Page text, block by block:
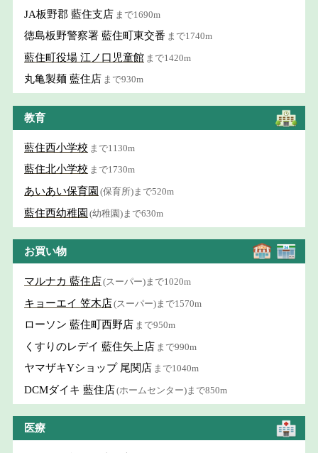
JA板野郡 藍住支店 まで1690m
徳島板野警察署 藍住町東交番 まで1740m
藍住町役場 江ノ口児童館 まで1420m
丸亀製麺 藍住店 まで930m
教育
藍住西小学校 まで1130m
藍住北小学校 まで1730m
あいあい保育園 (保育所)まで520m
藍住西幼稚園 (幼稚園)まで630m
お買い物
マルナカ 藍住店(スーパー)まで1020m
キョーエイ 笠木店(スーパー)まで1570m
ローソン 藍住町西野店 まで950m
くすりのレデイ 藍住矢上店 まで990m
ヤマザキYショップ 尾関店 まで1040m
DCMダイキ 藍住店(ホームセンター)まで850m
医療